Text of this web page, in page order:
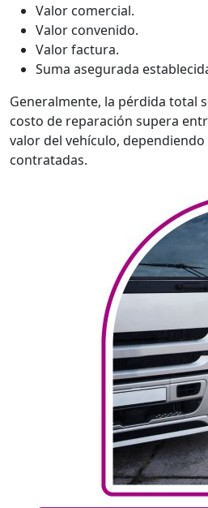
Valor comercial.
Valor convenido.
Valor factura.
Suma asegurada
Generalmente, la pérdida total
costo de reparación supera
valor del vehículo,
contratadas.